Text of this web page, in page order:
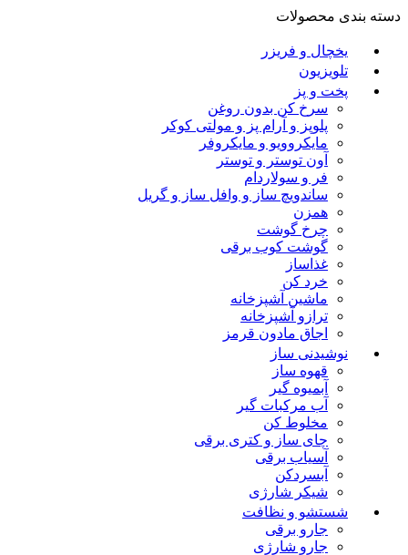
دسته بندی محصولات
یخچال و فریزر
تلویزیون
پخت و پز
سرخ کن بدون روغن
پلوپز و آرام پز و مولتی کوکر
مایکروویو و مایکروفر
آون توستر و توستر
فر و سولاردام
ساندویچ ساز و وافل ساز و گریل
همزن
چرخ گوشت
گوشت کوب برقی
غذاساز
خرد کن
ماشین آشپزخانه
ترازو آشپزخانه
اجاق مادون قرمز
نوشیدنی ساز
قهوه ساز
آبمیوه گیر
آب مرکبات گیر
مخلوط کن
چای ساز و کتری برقی
آسیاب برقی
آبسردکن
شیکر شارژی
شستشو و نظافت
جارو برقی
جارو شارژی